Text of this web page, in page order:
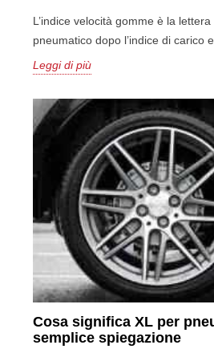
L’indice velocità gomme è la
pneumatico dopo l’indice di carico
Leggi di più
Cosa significa XL per
semplice spiegazione